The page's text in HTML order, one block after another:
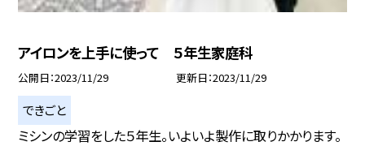
アイロンを上手に使って ５年生家庭科
公開日 2023/11/29 更新日 2023/11/29
できごと
ミシンの学習をした５年生。いよいよ製作に取りかかります。